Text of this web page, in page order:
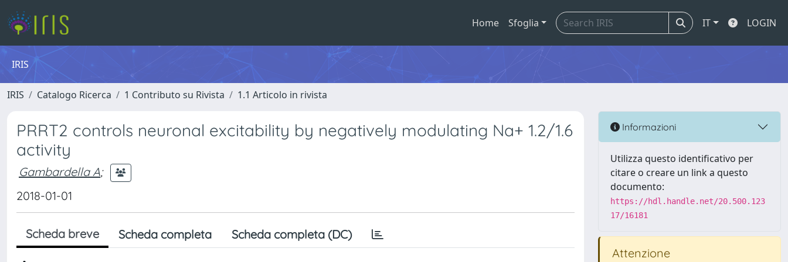
Home Sfoglia IT LOGIN
IRIS
IRIS Catalogo Ricerca 1 Contributo su Rivista 1.1 Articolo in rivista
PRRT2 controls neuronal excitability by negatively modulating Na+ 1.2/1.6
activity
Gambardella A;
2018-01-01
Scheda breve Scheda completa Scheda completa (DC)
Informazioni
Utilizza questo identificativo per
citare o creare un link a questo
documento:
https://hdl.handle.net/20.500.123
17/16181
Attenzione